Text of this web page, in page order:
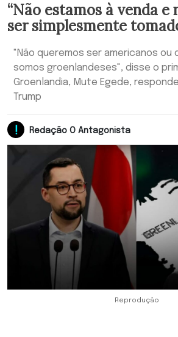
“Não estamos à venda e
ser simplesmente
"Não queremos ser americanos ou
somos groenlandeses", disse o
Groenlandia, Mute Egede,
Trump
Redação O Antagonista
Reprodução